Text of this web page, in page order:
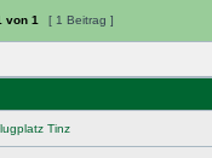
von 1 [ 1 Beitrag ]
Tinz